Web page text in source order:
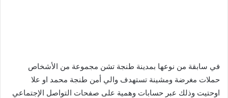
في سابقة من نوعها بمدينة طنجة تشن مجموعة من الأشخاص
حملات مغرضة ومشينة تستهدف والي أمن طنجة محمد او علا
اوحتيت وذلك عبر حسابات وهمية على صفحات التواصل الإجتماعي